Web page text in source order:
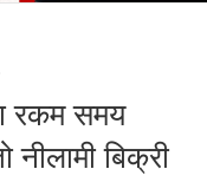
रकम समय
नीलामी बिक्री